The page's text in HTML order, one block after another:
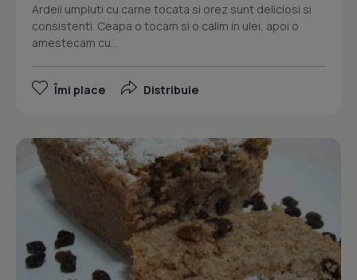
Ardeii umpluti cu carne tocata si orez sunt deliciosi si
consistenti. Ceapa o tocam si o calim in ulei, apoi o
amestecam cu...
Îmi place Distribuie